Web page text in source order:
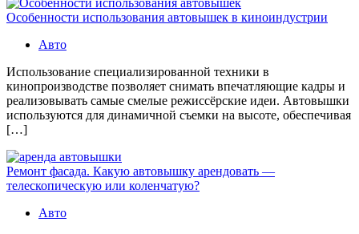
Особенности использования автовышек в киноиндустрии
Авто
Использование специализированной техники в
кинопроизводстве позволяет снимать впечатляющие кадры и
реализовывать самые смелые режиссёрские идеи. Автовышки
используются для динамичной съемки на высоте, обеспечивая
[…]
Ремонт фасада. Какую автовышку арендовать —
телескопическую или коленчатую?
Авто